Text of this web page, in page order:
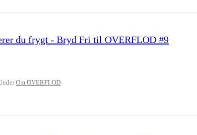
du frygt - Bryd Fri til OVERFLOD #9
Om OVERFLOD